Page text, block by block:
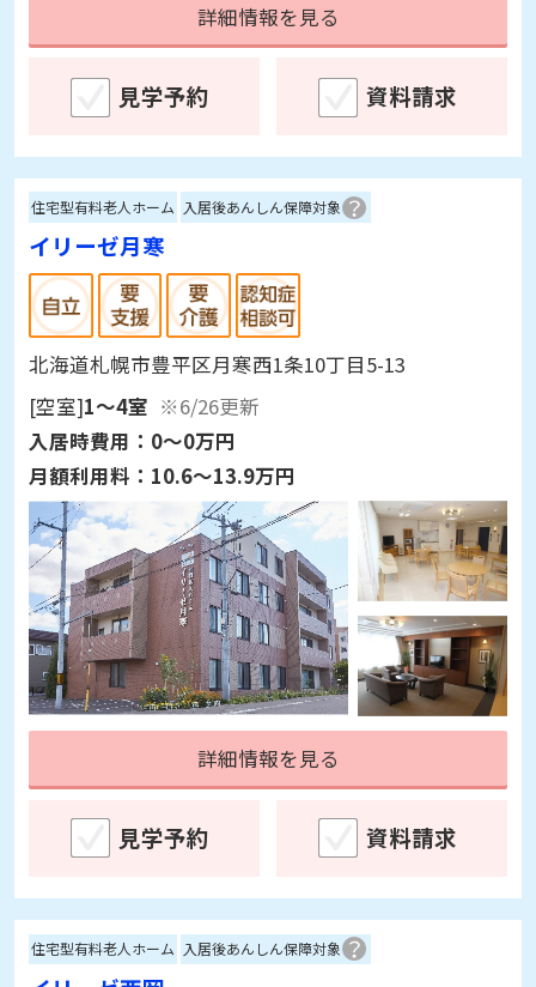
詳細情報を見る
見学予約 資料請求
住宅型有料老人ホーム 入居後あんしん保障対象
イリーゼ月寒
北海道札幌市豊平区月寒西1条10丁目5-13
[空室]1～4室 ※6/26更新
入居時費用： 0～0万円
月額利用料： 10.6～13.9万円
詳細情報を見る
見学予約 資料請求
住宅型有料老人ホーム 入居後あんしん保障対象